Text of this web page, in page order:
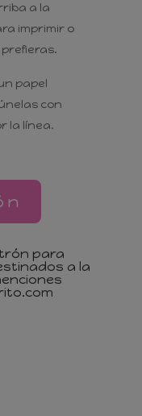
a la
imprimir o
papel
con
la línea.
para
a la